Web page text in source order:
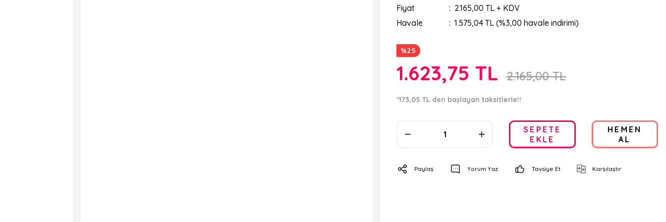
Fiyat
2.165,00 TL + KDV
Havale
1.575,04 TL (%3,00 havale indirimi)
%25
1.623,75 TL 2.165,00 TL
*173,05 TL den başlayan taksitlerle!!
SEPETE
EKLE
HEMEN
AL
Paylaş Yorum Yaz Tavsiye Et Karşılaştır